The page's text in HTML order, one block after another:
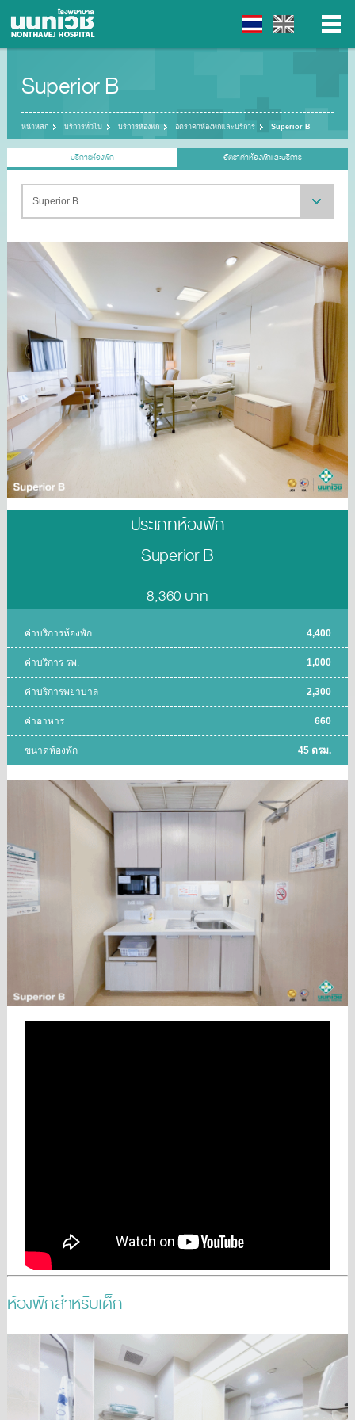
Superior B
หน้าหลัก บริการทั่วไป บริการห้องพัก อัตราค่าห้องพักและบริการ Superior B
บริการห้องพัก อัตราค่าห้องพักและบริการ
ประเภทห้องพัก
Superior B
8,360 บาท
ค่าบริการห้องพัก 4,400
ค่าบริการ รพ. 1,000
ค่าบริการพยาบาล 2,300
ค่าอาหาร 660
45 ตรม.
ขนาดห้องพัก
ห้องพักสำหรับเด็ก